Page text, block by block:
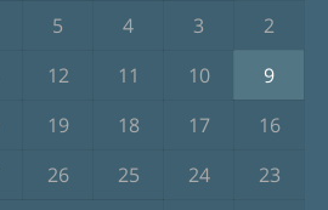
2
3
4
5
9
10
11
12
16
17
18
19
23
24
25
26